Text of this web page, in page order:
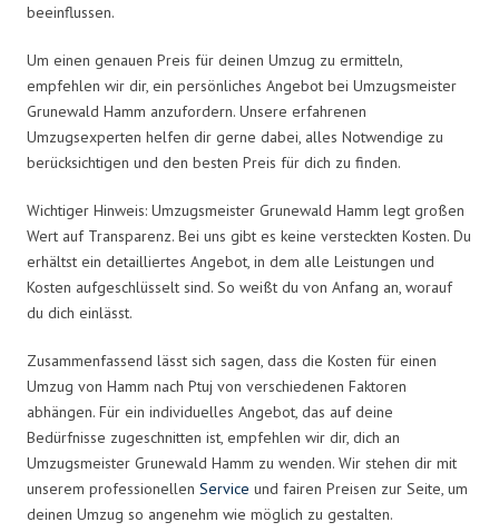
beeinflussen.
Um einen genauen Preis für deinen Umzug zu ermitteln,
empfehlen wir dir, ein persönliches Angebot bei Umzugsmeister
Grunewald Hamm anzufordern. Unsere erfahrenen
Umzugsexperten helfen dir gerne dabei, alles Notwendige zu
berücksichtigen und den besten Preis für dich zu finden.
Wichtiger Hinweis: Umzugsmeister Grunewald Hamm legt großen
Wert auf Transparenz. Bei uns gibt es keine versteckten Kosten. Du
erhältst ein detailliertes Angebot, in dem alle Leistungen und
Kosten aufgeschlüsselt sind. So weißt du von Anfang an, worauf
du dich einlässt.
Zusammenfassend lässt sich sagen, dass die Kosten für einen
Umzug von Hamm nach Ptuj von verschiedenen Faktoren
abhängen. Für ein individuelles Angebot, das auf deine
Bedürfnisse zugeschnitten ist, empfehlen wir dir, dich an
Umzugsmeister Grunewald Hamm zu wenden. Wir stehen dir mit
unserem professionellen Service und fairen Preisen zur Seite, um
deinen Umzug so angenehm wie möglich zu gestalten.